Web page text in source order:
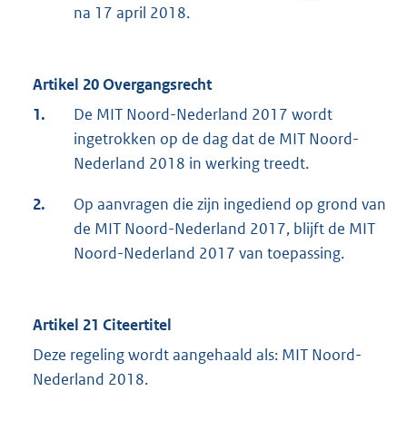
na 17 april 2018.
Artikel 20 Overgangsrecht
1.
De MIT Noord-Nederland 2017 wordt
ingetrokken op de dag dat de MIT Noord-
Nederland 2018 in werking treedt.
2.
Op aanvragen die zijn ingediend op grond van
de MIT Noord-Nederland 2017, blijft de MIT
Noord-Nederland 2017 van toepassing.
Artikel 21 Citeertitel
Deze regeling wordt aangehaald als: MIT Noord-
Nederland 2018.